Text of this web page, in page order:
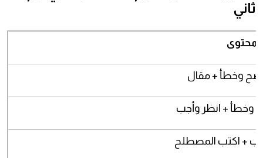
ثاني
صح وخطأ + مقال
وخطأ + انظر وأجب
+ اكتب المصطلح